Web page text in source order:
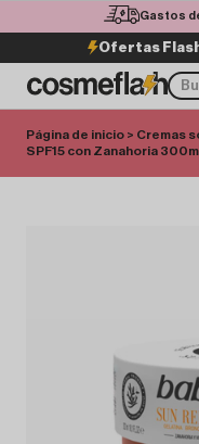
Gastos
Ofertas
Página de inicio > Cremas
SPF15 con Zanahoria